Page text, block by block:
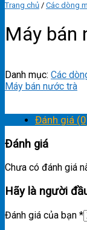
Trang chủ / Các dòng
Máy bán
Danh mục: Các
Máy bán nước trà
Đánh giá
Đánh giá
Chưa có đánh giá
Hãy là người
Đánh giá của bạn *